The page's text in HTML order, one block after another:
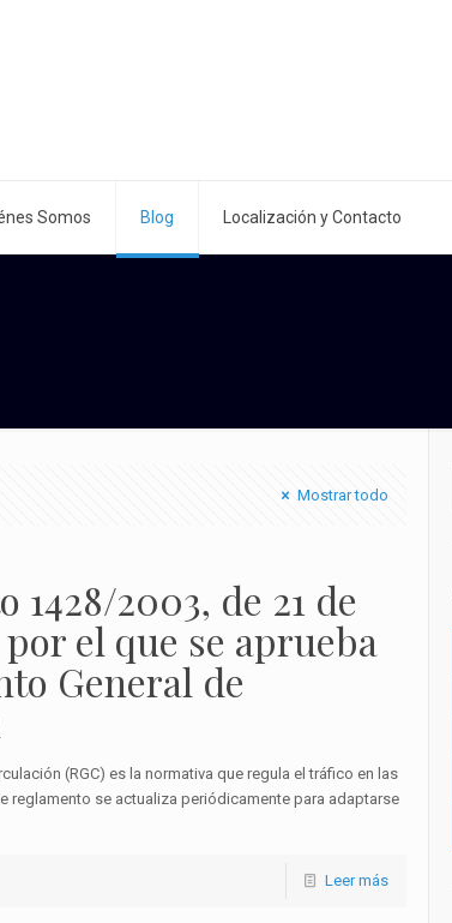
Somos Blog Localización y Contacto
Mostrar todo
1428/2003, de 21 de
el que se aprueba
General de
(RGC) es la normativa que regula el tráfico en las
reglamento se actualiza periódicamente para adaptarse
Leer más